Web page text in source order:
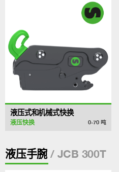
液压式和机械式快换
液压快换 0-70 吨
液压手腕/ JCB 300T